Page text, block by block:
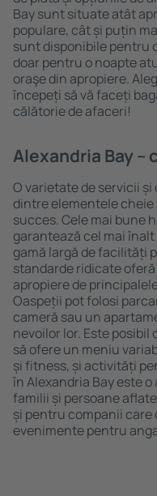
Bay sunt situate atât
populare, cât și puțin
sunt disponibile pentru
doar pentru o noapte
oraşe din apropiere.
începeți să vă faceți
călătorie de afaceri!
Alexandria Bay –
O varietate de servicii
dintre elementele
succes. Cele mai bune
garantează cel mai
gamă largă de facilități
standarde ridicate
apropiere de
Oaspeții pot folosi
cameră sau un
nevoilor lor. Este
să ofere un meniu
și fitness, și activități
în Alexandria Bay este
familii și persoane
și pentru companii care
evenimente pentru